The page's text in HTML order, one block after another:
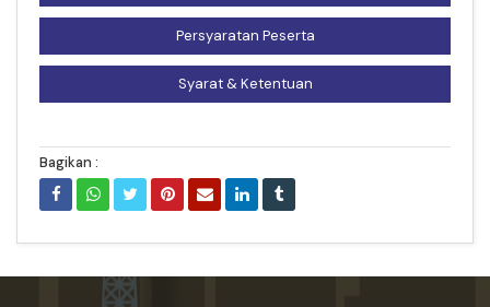
Persyaratan Peserta
Syarat & Ketentuan
Bagikan :